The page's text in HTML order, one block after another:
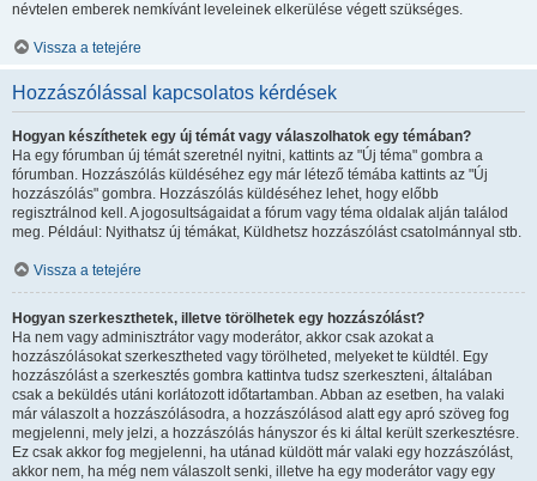
névtelen emberek nemkívánt leveleinek elkerülése végett szükséges.
Vissza a tetejére
Hozzászólással kapcsolatos kérdések
Hogyan készíthetek egy új témát vagy válaszolhatok egy témában?
Ha egy fórumban új témát szeretnél nyitni, kattints az "Új téma" gombra a
fórumban. Hozzászólás küldéséhez egy már létező témába kattints az "Új
hozzászólás" gombra. Hozzászólás küldéséhez lehet, hogy előbb
regisztrálnod kell. A jogosultságaidat a fórum vagy téma oldalak alján találod
meg. Például: Nyithatsz új témákat, Küldhetsz hozzászólást csatolmánnyal stb.
Vissza a tetejére
Hogyan szerkeszthetek, illetve törölhetek egy hozzászólást?
Ha nem vagy adminisztrátor vagy moderátor, akkor csak azokat a
hozzászólásokat szerkesztheted vagy törölheted, melyeket te küldtél. Egy
hozzászólást a szerkesztés gombra kattintva tudsz szerkeszteni, általában
csak a beküldés utáni korlátozott időtartamban. Abban az esetben, ha valaki
már válaszolt a hozzászólásodra, a hozzászólásod alatt egy apró szöveg fog
megjelenni, mely jelzi, a hozzászólás hányszor és ki által került szerkesztésre.
Ez csak akkor fog megjelenni, ha utánad küldött már valaki egy hozzászólást,
akkor nem, ha még nem válaszolt senki, illetve ha egy moderátor vagy egy